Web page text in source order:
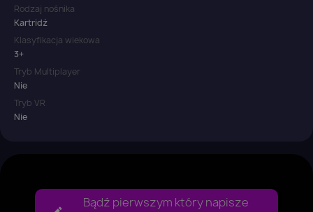
Rodzaj nośnika
Kartridż
Klasyfikacja wiekowa
3+
Tryb Multiplayer
Nie
Tryb VR
Nie
Bądź pierwszym który napisze